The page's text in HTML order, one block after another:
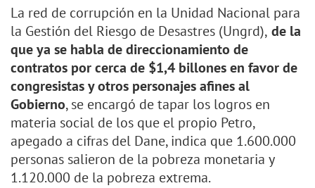
La red de corrupción en la Unidad Nacional para
la Gestión del Riesgo de Desastres (Ungrd), de la
que ya se habla de direccionamiento de
contratos por cerca de $1,4 billones en favor de
congresistas y otros personajes afines al
Gobierno, se encargó de tapar los logros en
materia social de los que el propio Petro,
apegado a cifras del Dane, indica que 1.600.000
personas salieron de la pobreza monetaria y
1.120.000 de la pobreza extrema.